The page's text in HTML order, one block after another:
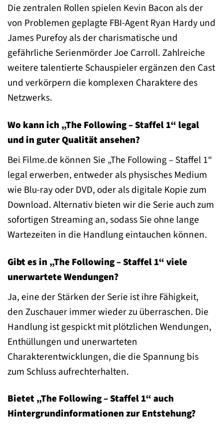
Die zentralen Rollen spielen Kevin Bacon als der
von Problemen geplagte FBI-Agent Ryan Hardy und
James Purefoy als der charismatische und
gefährliche Serienmörder Joe Carroll. Zahlreiche
weitere talentierte Schauspieler ergänzen den Cast
und verkörpern die komplexen Charaktere des
Netzwerks.
Wo kann ich „The Following – Staffel 1“ legal
und in guter Qualität ansehen?
Bei Filme.de können Sie „The Following – Staffel 1“
legal erwerben, entweder als physisches Medium
wie Blu-ray oder DVD, oder als digitale Kopie zum
Download. Alternativ bieten wir die Serie auch zum
sofortigen Streaming an, sodass Sie ohne lange
Wartezeiten in die Handlung eintauchen können.
Gibt es in „The Following – Staffel 1“ viele
unerwartete Wendungen?
Ja, eine der Stärken der Serie ist ihre Fähigkeit,
den Zuschauer immer wieder zu überraschen. Die
Handlung ist gespickt mit plötzlichen Wendungen,
Enthüllungen und unerwarteten
Charakterentwicklungen, die die Spannung bis
zum Schluss aufrechterhalten.
Bietet „The Following – Staffel 1“ auch
Hintergrundinformationen zur Entstehung?